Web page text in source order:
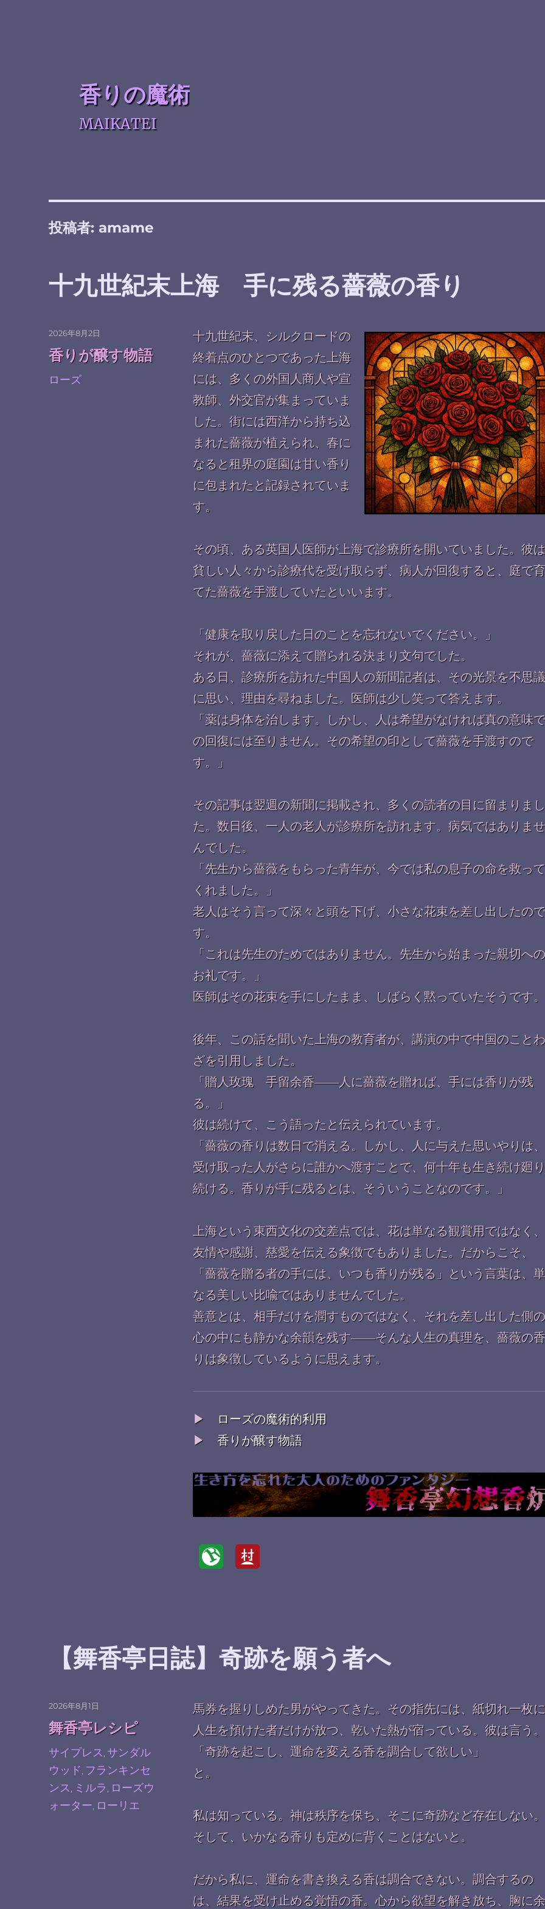
香りの魔術
MAIKATEI
投稿者: amame
十九世紀末上海 手に残る薔薇の香り
十九世紀末、シルクロードの
終着点のひとつであった上海
には、多くの外国人商人や宣
教師、外交官が集まっていま
した。街には西洋から持ち込
まれた薔薇が植えられ、春に
なると租界の庭園は甘い香り
に包まれたと記録されていま
す。
その頃、ある英国人医師が上海で診療所を開いていました。彼は
貧しい人々から診療代を受け取らず、病人が回復すると、庭で育
てた薔薇を手渡していたといいます。
「健康を取り戻した日のことを忘れないでください。」
それが、薔薇に添えて贈られる決まり文句でした。
ある日、診療所を訪れた中国人の新聞記者は、その光景を不思議
に思い、理由を尋ねました。医師は少し笑って答えます。
「薬は身体を治します。しかし、人は希望がなければ真の意味で
の回復には至りません。その希望の印として薔薇を手渡すので
す。」
その記事は翌週の新聞に掲載され、多くの読者の目に留まりまし
た。数日後、一人の老人が診療所を訪れます。病気ではありませ
んでした。
「先生から薔薇をもらった青年が、今では私の息子の命を救って
くれました。」
老人はそう言って深々と頭を下げ、小さな花束を差し出したので
す。
「これは先生のためではありません。先生から始まった親切への
お礼です。」
医師はその花束を手にしたまま、しばらく黙っていたそうです。
後年、この話を聞いた上海の教育者が、講演の中で中国のことわ
ざを引用しました。
「贈人玫瑰 手留余香――人に薔薇を贈れば、手には香りが残
る。」
彼は続けて、こう語ったと伝えられています。
「薔薇の香りは数日で消える。しかし、人に与えた思いやりは、
受け取った人がさらに誰かへ渡すことで、何十年も生き続け廻り
続ける。香りが手に残るとは、そういうことなのです。」
上海という東西文化の交差点では、花は単なる観賞用ではなく、
友情や感謝、慈愛を伝える象徴でもありました。だからこそ、
「薔薇を贈る者の手には、いつも香りが残る」という言葉は、単
なる美しい比喩ではありませんでした。
善意とは、相手だけを潤すものではなく、それを差し出した側の
心の中にも静かな余韻を残す――そんな人生の真理を、薔薇の香
りは象徴しているように思えます。
▶
ローズの魔術的利用
▶ 香りが醸す物語
投
日:
2026年8月2日
カ
テ
ゴ
香りが醸す物語
タ
ローズ
【舞香亭日誌】奇跡を願う者へ
馬券を握りしめた男がやってきた。その指先には、紙切れ一枚に
人生を預けた者だけが放つ、乾いた熱が宿っている。彼は言う。
「奇跡を起こし、運命を変える香を調合して欲しい」
と。
私は知っている。神は秩序を保ち、そこに奇跡など存在しない。
そして、いかなる香りも定めに背くことはないと。
だから私に、運命を書き換える香は調合できない。調合するの
は、結果を受け止める覚悟の香。心から欲望を解き放ち、胸に余
投
日:
2026年8月1日
カ
テ
ゴ
リ
ー
舞香亭レシピ
タ
サイプレス, サンダル
ウッド, フランキンセ
ンス, ミルラ , ローズウ
ォーター, ローリエ